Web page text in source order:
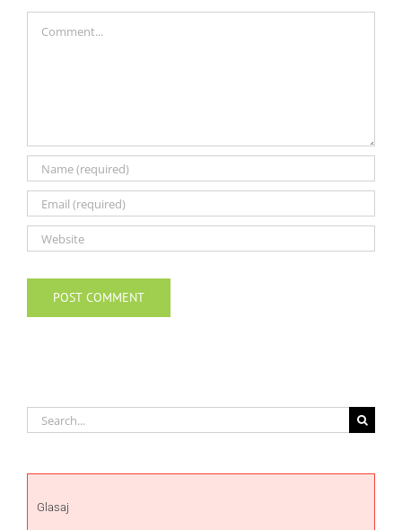
Search
for:
Glasaj